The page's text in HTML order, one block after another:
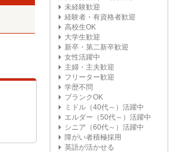
未経験歓迎
経験者・有資格者歓迎
高校生OK
大学生歓迎
新卒・第二新卒歓迎
女性活躍中
主婦・主夫歓迎
フリーター歓迎
学歴不問
ブランクOK
ミドル（40代～）活躍中
エルダー（50代～）活躍中
シニア（60代～）活躍中
障がい者積極採用
英語が活かせる